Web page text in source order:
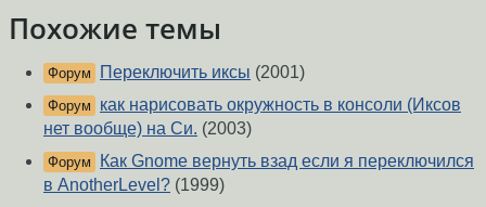
Похожие темы
Форум Переключить иксы (2001)
Форум
как нарисовать окружность в консоли (Иксов
нет вообще) на Си. (2003)
Форум
Как Gnome вернуть взад если я переключился
в AnotherLevel? (1999)